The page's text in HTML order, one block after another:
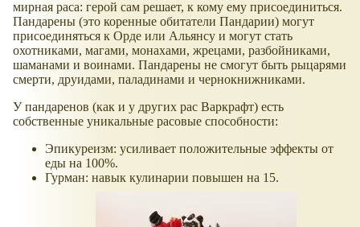
мирная раса: герой сам решает, к кому ему присоединиться.
Пандарены (это коренные обитатели Пандарии) могут
присоединяться к Орде или Альянсу и могут стать
охотниками, магами, монахами, жрецами, разбойниками,
шаманами и воинами. Пандарены не смогут быть рыцарями
смерти, друидами, паладинами и чернокнижниками.
У пандаренов (как и у других рас Варкрафт) есть
собственные уникальные расовые способности:
Эпикуреизм: усиливает положительные эффекты от
еды на 100%.
Гурман: навык кулинарии повышен на 15.